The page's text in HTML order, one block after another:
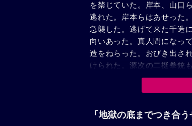
を禁じていた。岸本、山口
逃れた。岸本らはあせった
急襲した。逃げて来た千造
向いあった。真人間になっ
造をねらった。おびき出さ
けられた。源次の二挺拳銃
告げて、息絶えた。拳銃戦
一郎が立った。その手に握
「地獄の底までつき合